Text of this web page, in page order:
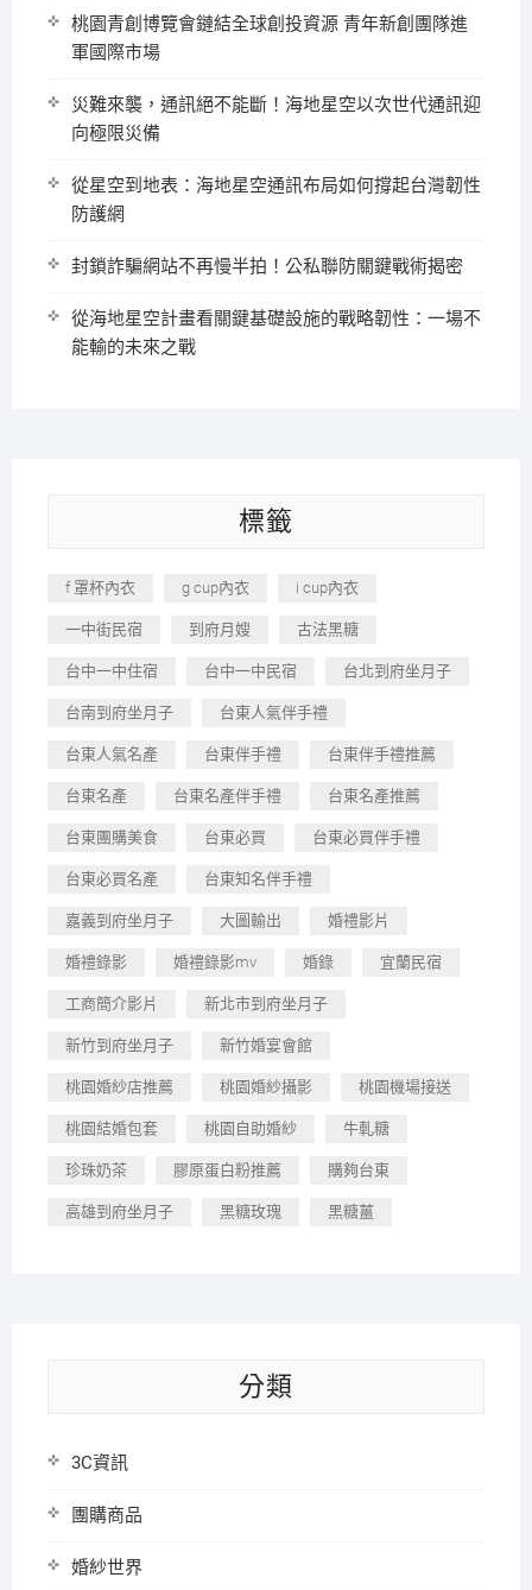
桃園青創博覽會鏈結全球創投資源 青年新創團隊進
軍國際市場
災難來襲，通訊絕不能斷！海地星空以次世代通訊迎
向極限災備
從星空到地表：海地星空通訊布局如何撐起台灣韌性
防護網
封鎖詐騙網站不再慢半拍！公私聯防關鍵戰術揭密
從海地星空計畫看關鍵基礎設施的戰略韌性：一場不
能輸的未來之戰
標籤
f 罩杯內衣 g cup內衣 i cup內衣
一中街民宿 到府月嫂 古法黑糖
台中一中住宿 台中一中民宿 台北到府坐月子
台南到府坐月子 台東人氣伴手禮
台東人氣名產 台東伴手禮 台東伴手禮推薦
台東名產 台東名產伴手禮 台東名產推薦
台東團購美食 台東必買 台東必買伴手禮
台東必買名產 台東知名伴手禮
嘉義到府坐月子 大圖輸出 婚禮影片
婚禮錄影 婚禮錄影mv 婚錄 宜蘭民宿
工商簡介影片 新北市到府坐月子
新竹到府坐月子 新竹婚宴會館
桃園婚紗店推薦 桃園婚紗攝影 桃園機場接送
桃園結婚包套 桃園自助婚紗 牛軋糖
珍珠奶茶 膠原蛋白粉推薦 購夠台東
高雄到府坐月子 黑糖玫瑰 黑糖薑
分類
3C資訊
團購商品
婚紗世界